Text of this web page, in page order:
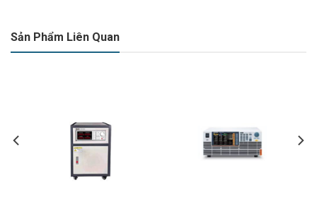
Sản Phẩm Liên Quan